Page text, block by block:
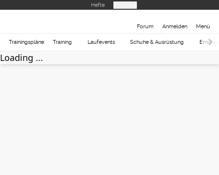
Hefte
Forum Anmelden Menü
Trainingspläne Training Laufevents Schuhe & Ausrüstung
Loading ...